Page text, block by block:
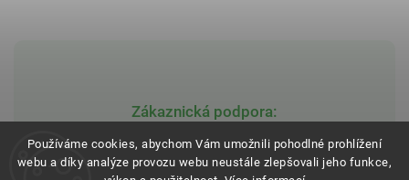
Používáme cookies, abychom Vám umožnili pohodlné prohlížení
webu a díky analýze provozu webu neustále zlepšovali jeho funkce,
Zákaznická podpora:
obchod@bblekarna.cz